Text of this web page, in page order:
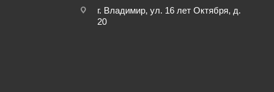
г. Владимир, ул. 16 лет Октября, д.
20